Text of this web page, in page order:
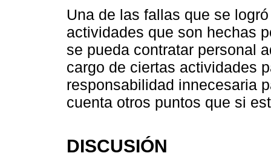
Una de las fallas que se
actividades que son hechas
se pueda contratar personal
cargo de ciertas actividades
responsabilidad innecesaria
cuenta otros puntos que si
DISCUSIÓN